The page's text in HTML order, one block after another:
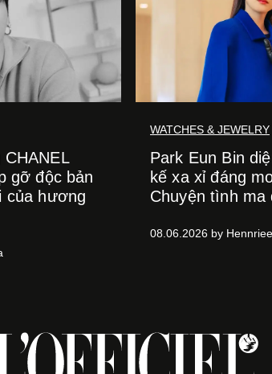
gỡ độc bản
của hương
WATCHES & JEWELRY
Park Eun Bin
kế xa xỉ đáng
Chuyện tình ma
08.06.2026 by